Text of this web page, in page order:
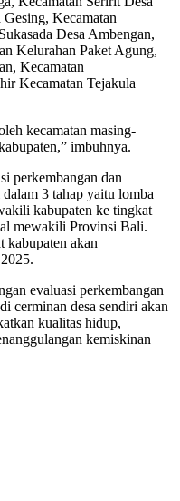
Kecamatan
Desa Ambengan,
Kelurahan Paket Agung,
Kecamatan
Kecamatan Tejakula
kecamatan masing-
imbuhnya.
perkembangan dan
3 tahap yaitu lomba
kabupaten ke tingkat
mewakili Provinsi Bali.
kabupaten akan
evaluasi perkembangan
cerminan desa sendiri akan
kualitas hidup,
kemiskinan